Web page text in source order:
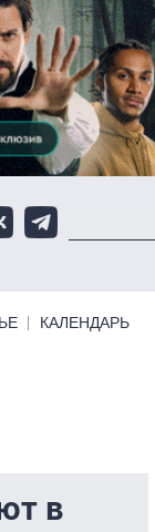
КАЛЕНДАРЬ
в